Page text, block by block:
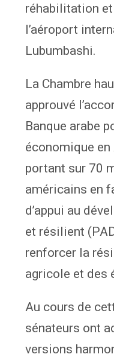
réhabilitation et
l’aéroport
Lubumbashi.
La Chambre
approuvé
Banque arabe
économique en
portant sur 70
américains en
d’appui au
et résilient
renforcer la
agricole et des
Au cours de
sénateurs ont
versions